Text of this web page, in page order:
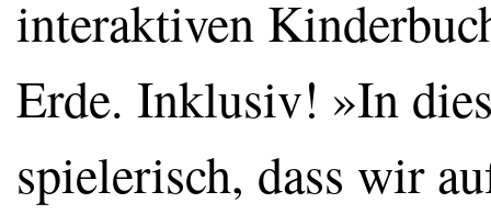
interaktiven
Erde. Inklusiv! »In
spielerisch, dass wir